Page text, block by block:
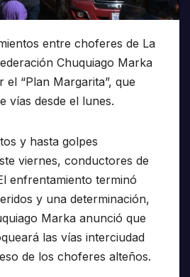
entre choferes de La
Chuquiago Marka
el “Plan Margarita”, que
vías desde el lunes.
y hasta golpes
viernes, conductores de
enfrentamiento terminó
y una determinación,
Marka anunció que
las vías interciudad
de los choferes alteños.